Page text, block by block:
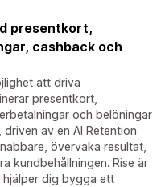
presentkort,
cashback och
att driva
presentkort,
och belöningar
av en AI Retention
övervaka resultat,
kundbehållningen. Rise är
hjälper dig bygga ett